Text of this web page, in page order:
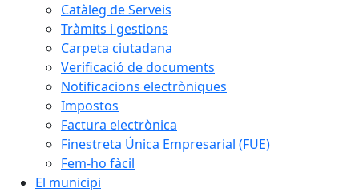
Catàleg de Serveis
Tràmits i gestions
Carpeta ciutadana
Verificació de documents
Notificacions electròniques
Impostos
Factura electrònica
Finestreta Única Empresarial (FUE)
Fem-ho fàcil
El municipi